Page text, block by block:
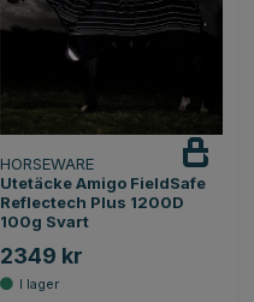
HORSEWARE
Utetäcke Amigo FieldSafe
Reflectech Plus 1200D
100g Svart
2349 kr